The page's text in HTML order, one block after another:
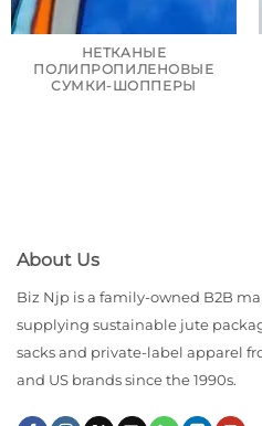
НЕТКАНЫЕ
ПОЛИПРОПИЛЕНОВЫЕ
СУМКИ-ШОППЕРЫ
About Us
Biz Njp is a family-owned B2B
supplying sustainable jute
sacks and private-label apparel
and US brands since the 1990s.